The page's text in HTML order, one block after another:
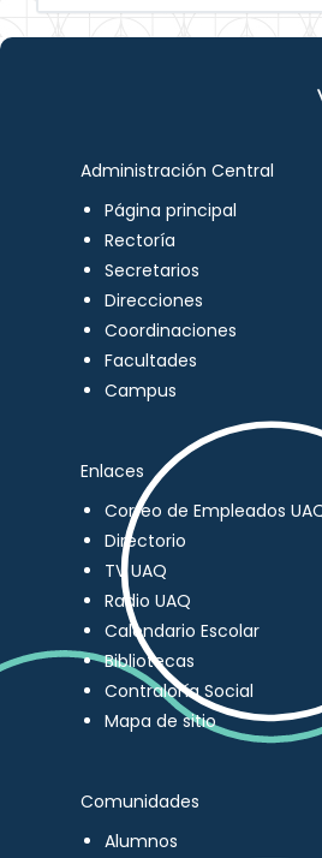
Administración Central
Página principal
Rectoría
Secretarios
Direcciones
Coordinaciones
Facultades
Campus
Enlaces
Correo de Empleados
Directorio
TV UAQ
Radio UAQ
Calendario Escolar
Bibliotecas
Contraloría Social
Mapa de sitio
Comunidades
Alumnos